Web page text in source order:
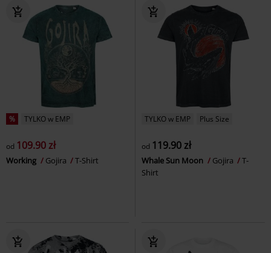
% TYLKO w EMP
od 109.90 zł
Working Gojira T-Shirt
TYLKO w EMP Plus Size
od 119.90 zł
Whale Sun Moon Gojira
T-
Shirt